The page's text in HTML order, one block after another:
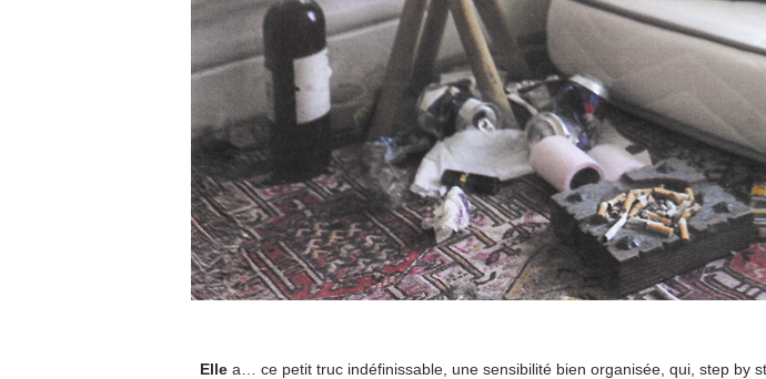
Ellea… ce petit truc indéfinissable, une sensibilité bien organisée, qui, step by